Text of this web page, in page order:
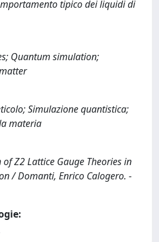
tipico dei liquidi di
Quantum simulation;
Simulazione quantistica;
materia
Z2 Lattice Gauge Theories in
/ Domanti, Enrico Calogero. -